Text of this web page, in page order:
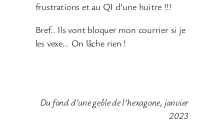
frustrations et au QI d’une huitre !!!
Bref.. Ils vont bloquer mon courrier si je
les vexe… On lâche rien !
Du fond d’une geôle de l’hexagone, janvier
2023